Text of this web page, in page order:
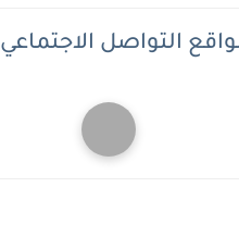
التواصل الاجتماعي